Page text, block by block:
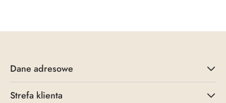
Dane adresowe
Strefa klienta